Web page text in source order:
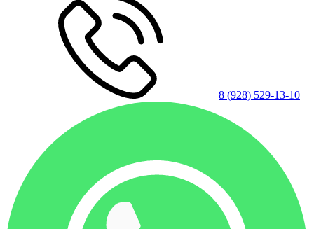
8 (928) 529-13-10